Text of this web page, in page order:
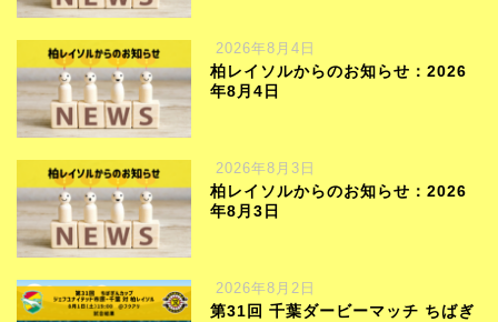
2026年8月4日
柏レイソルからのお知らせ：2026
年8月4日
2026年8月3日
柏レイソルからのお知らせ：2026
年8月3日
2026年8月2日
第31回 千葉ダービーマッチ ちばぎ